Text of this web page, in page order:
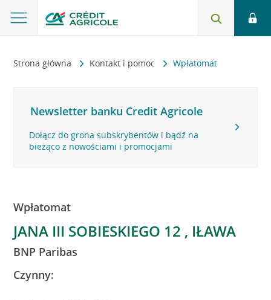
Strona główna Kontakt i pomoc Wpłatomat
Newsletter banku Credit Agricole
Dołącz do grona subskrybentów i bądź na
bieżąco z nowościami i promocjami
Wpłatomat
JANA III SOBIESKIEGO 12 , IŁAWA
BNP Paribas
Czynny: